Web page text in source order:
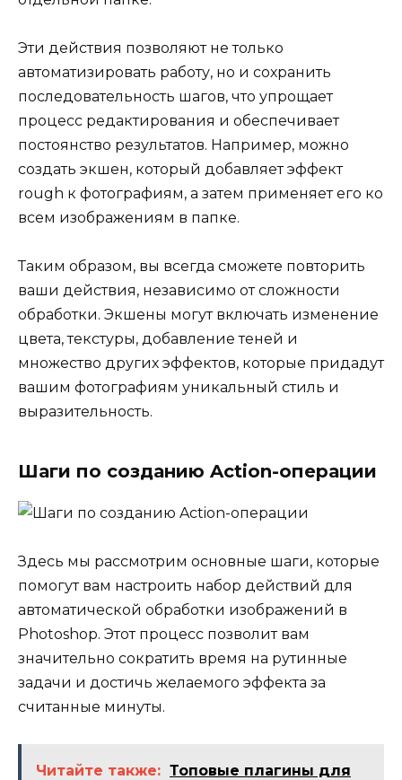
Эти действия позволяют не только
автоматизировать работу, но и сохранить
последовательность шагов, что упрощает
процесс редактирования и обеспечивает
постоянство результатов. Например, можно
создать экшен, который добавляет эффект
rough к фотографиям, а затем применяет его ко
всем изображениям в папке.
Таким образом, вы всегда сможете повторить
ваши действия, независимо от сложности
обработки. Экшены могут включать изменение
цвета, текстуры, добавление теней и
множество других эффектов, которые придадут
вашим фотографиям уникальный стиль и
выразительность.
Шаги по созданию Action-операции
Здесь мы рассмотрим основные шаги, которые
помогут вам настроить набор действий для
автоматической обработки изображений в
Photoshop. Этот процесс позволит вам
значительно сократить время на рутинные
задачи и достичь желаемого эффекта за
считанные минуты.
Читайте также: Топовые плагины для